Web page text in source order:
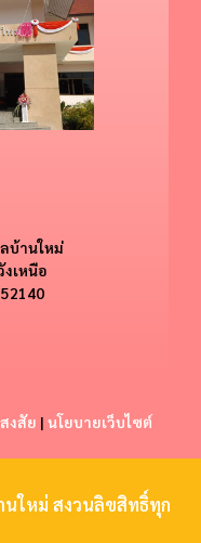
บ้านใหม่
เหนือ
งสัย | นโยบายเว็บไซต์
ใหม่ สงวนลิขสิทธิ์ทุก